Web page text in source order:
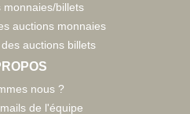
monnaies/billets
auctions monnaies
auctions billets
nous ?
de l'équipe